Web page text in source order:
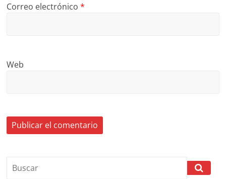
Correo electrónico*
Web